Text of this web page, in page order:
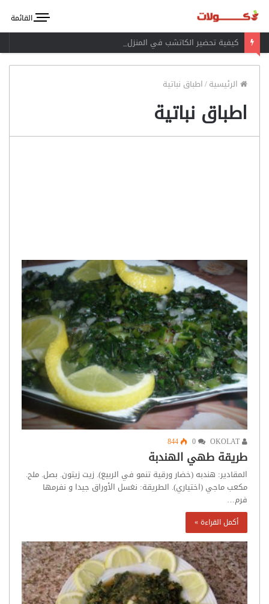
القائمة
كيفية تحضير الكاتشب في المنزل
الرئيسية/اطباق نباتية
اطباق نباتية
844
طريقة طهي الهندبة
المقادير: هندبه (خضار ورقية تنمو في الربيع). زيت زيتون. بصل. ملح.
مكعب ماجي (اختياري). الطريقة: نغسل الأوراق جيدا و نفرمها
فرم…
أكمل القراءة »